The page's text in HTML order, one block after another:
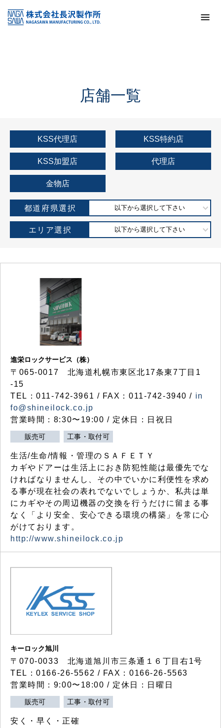
KSS加盟店・取扱店情報
店舗一覧
店舗一覧
KSS代理店 KSS特約店
KSS加盟店 代理店
金物店
都道府県選択 以下から選択して下さい
エリア選択 以下から選択して下さい
進栄ロックサービス（株）
〒065-0017 北海道札幌市東区北17条東7丁目1
-15
TEL：011-742-3961 / FAX：011-742-3940 / in
fo@shineilock.co.jp
営業時間：8:30〜19:00 / 定休日：日祝日
販売可 工事・取付可
生活/生命/情報・管理のＳＡＦＥＴＹ
カギやドアーは生活上におき防犯性能は最優先でな
ければなりませんし、その中でいかに利便性を求め
る事が現在社会の表れでないでしょうか、私共は単
にカギやその周辺機器の交換を行うだけに留まる事
なく「より安全、安心できる環境の構築」を常に心
がけております。
http://www.shineilock.co.jp
キーロック旭川
〒070-0033 北海道旭川市三条通１６丁目右1号
TEL：0166-26-5562 / FAX：0166-26-5563
営業時間：9:00〜18:00 / 定休日：日曜日
販売可 工事・取付可
安く・早く・正確